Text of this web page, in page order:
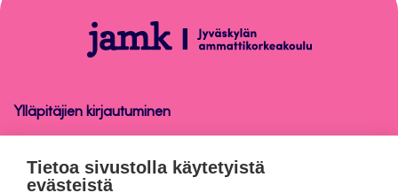
Ohjelmistot
ja
Ylläpitäjien kirjautuminen
Ohjelmistot ja laitteet
Tietoa sivustolla käytetyistä
evästeistä